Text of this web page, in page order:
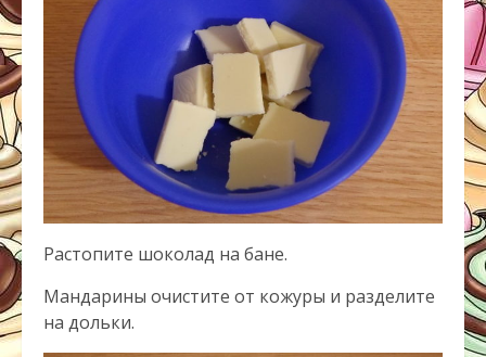
Растопите шоколад на бане.
Мандарины очистите от кожуры и разделите
на дольки.